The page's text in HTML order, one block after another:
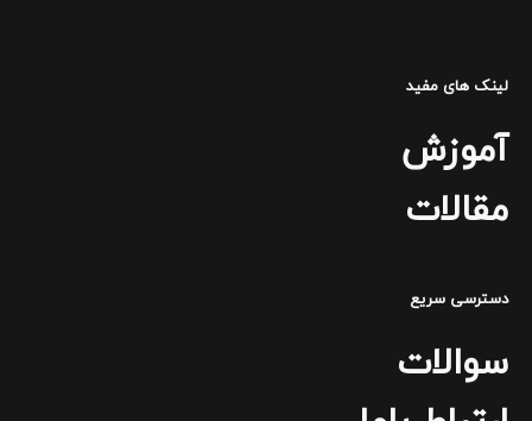
لینک های مفید
آموزش
مقالات
دسترسی سریع
سوالات